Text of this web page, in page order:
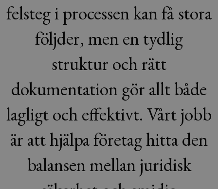
felsteg i processen kan få stora
följder, men en tydlig
struktur och rätt
dokumentation gör allt både
lagligt och effektivt. Vårt jobb
är att hjälpa företag hitta den
balansen mellan juridisk